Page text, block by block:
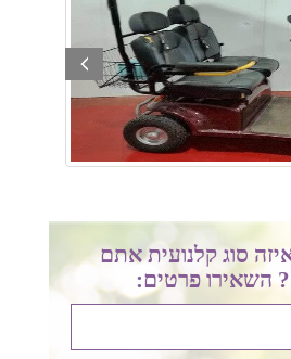
prev
סוג קלנועית אתם
השאירו פרטים: